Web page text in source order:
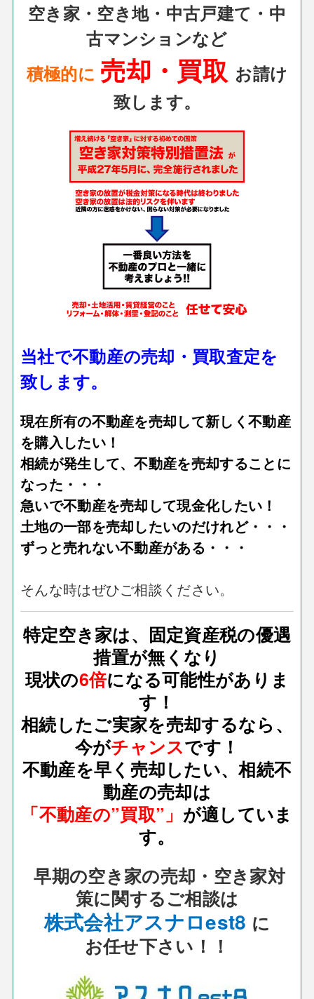
空き家・空き地・中古戸建て・中
古マンションなど
積極的に 売却・買取 お請け
致します。
当社で不動産の売却・買取査定を
致します。
現在所有の不動産を売却して新しく不動産
を購入したい！
相続が発生して、不動産を売却することに
なった・・・
急いで不動産を売却して現金化したい！
土地の一部を売却したいのだけれど・・・
ずっと売れない不動産がある・・・
そんな時はぜひご相談ください。
特定空き家は、固定資産税の優遇
措置が無くなり
現状の6倍になる可能性がありま
す！
相続したご実家を売却するなら、
今がチャンスです！
不動産を早く売却したい、相続不
動産の売却は
「不動産の”買取”」 が適していま
す。
早期の空き家の売却・空き家対
策に関するご相談は
株式会社アスナロest8 に
お任せ下さい！！